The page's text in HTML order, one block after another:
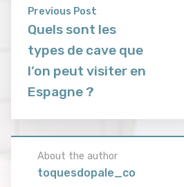
Previous Post
Quels sont les
types de cave que
l’on peut visiter en
Espagne ?
About the author
toquesdopale_co